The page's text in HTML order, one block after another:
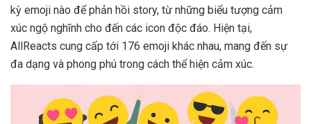
kỳ emoji nào để phản hồi story, từ những biểu tượng cảm
xúc ngộ nghĩnh cho đến các icon độc đáo. Hiện tại,
AllReacts cung cấp tới 176 emoji khác nhau, mang đến sự
đa dạng và phong phú trong cách thể hiện cảm xúc.